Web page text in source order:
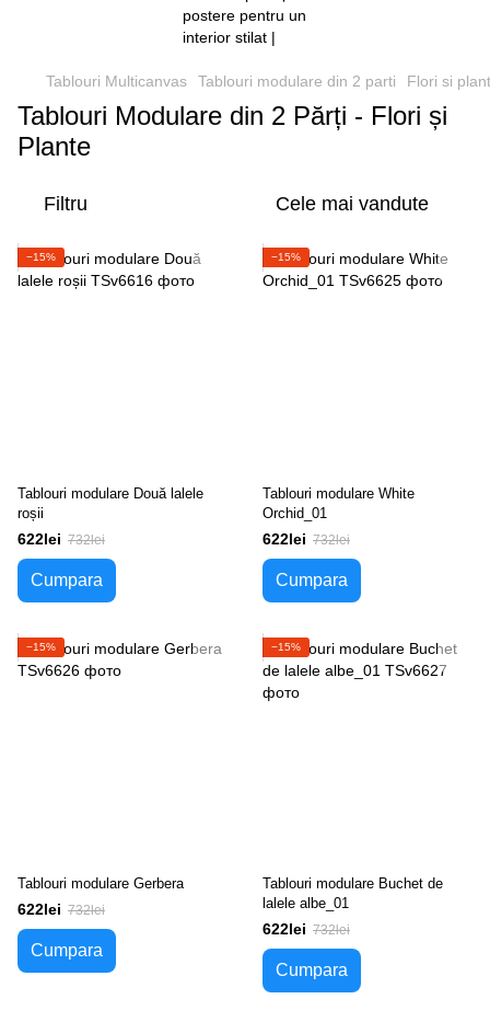
Tablouri Multicanvas Tablouri modulare din 2 parti Flori si
Tablouri Modulare din 2 Părți - Flori și
Plante
Filtru Cele mai vandute
−15%
Tablouri modulare Două lalele
roșii
622lei 732lei
Cumpara
−15%
Tablouri modulare White
Orchid_01
622lei 732lei
Cumpara
−15%
Tablouri modulare Gerbera
622lei 732lei
Cumpara
−15%
Tablouri modulare Buchet de
lalele albe_01
622lei 732lei
Cumpara